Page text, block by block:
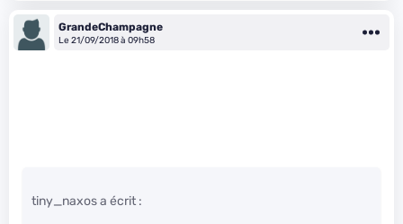
GrandeChampagne
Le 21/09/2018 à 09h58
tiny_naxos a écrit :